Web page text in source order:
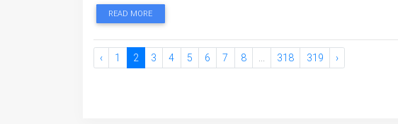
READ MORE
‹ 1 2 3 4 5 6 7 8 ... 318 319 ›